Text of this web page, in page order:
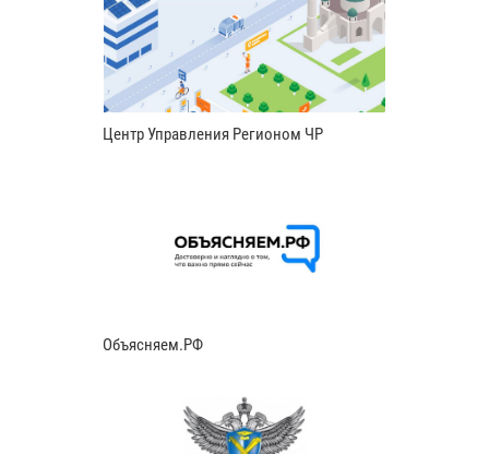
Центр Управления Регионом ЧР
Объясняем.РФ